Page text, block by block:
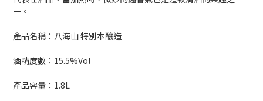
一。
產品名稱：八海山 特別本釀造
酒精度數：15.5%Vol
產品容量：1.8L